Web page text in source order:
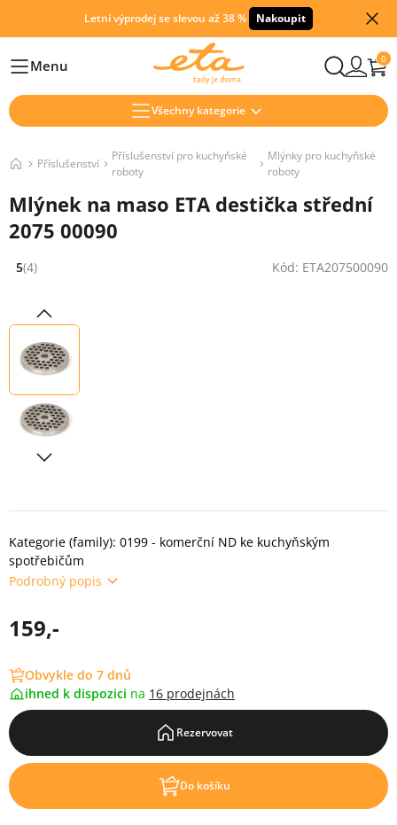
Letní výprodej se slevou až 38 % Nakoupit
HlavníMenu 0
Všechny kategorie
Příslušenství
Příslušenství pro kuchyňské
roboty
Mlýnky pro kuchyňské
roboty
Mlýnek na maso ETA destička střední
2075 00090
Hodnocení: 5 z 5 (4 recenzí)
5(4) Kód: ETA207500090
Kategorie (family): 0199 - komerční ND ke kuchyňským
spotřebičům
Podrobný popis
159,-
Obvykle do 7 dnů
ihned k dispozici na 16 prodejnách
Rezervovat
Do košíku